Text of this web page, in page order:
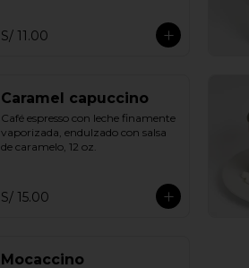
S/ 11.00
Caramel capuccino
Café espresso con leche finamente
vaporizada, endulzado con salsa
de caramelo, 12 oz.
S/ 15.00
Mocaccino